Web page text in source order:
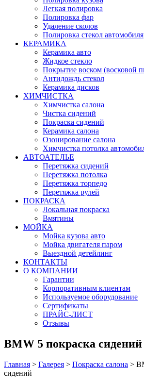
Легкая полировка
Полировка фар
Удаление сколов
Полировка стекол автомобиля
КЕРАМИКА
Керамика авто
Жидкое стекло
Покрытие воском (восковой
Антидождь стекол
Керамика дисков
ХИМЧИСТКА
Химчистка салона
Чистка сидений
Покраска сидений
Керамика салона
Озонирование салона
Химчистка потолка
АВТОАТЕЛЬЕ
Перетяжка сидений
Перетяжка потолка
Перетяжка торпедо
Перетяжка рулей
ПОКРАСКА
Локальная покраска
Вмятины
МОЙКА
Мойка кузова авто
Мойка двигателя паром
Выездной детейлинг
КОНТАКТЫ
О КОМПАНИИ
Гарантии
Корпоративным клиентам
Используемое оборудование
Сертификаты
ПРАЙС-ЛИСТ
Отзывы
BMW 5 покраска сидений
Главная > Галерея > Покраска салона >
сидений